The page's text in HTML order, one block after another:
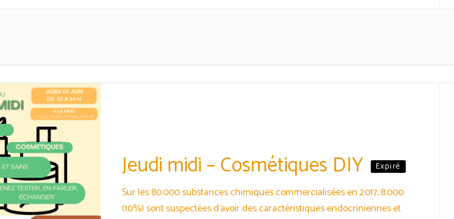
Jeudi midi – Cosmétiques DIY Expiré
Sur les 80.000 substances chimiques commercialisées en 2017, 8.000
(10%) sont suspectées d’avoir des caractéristiques endocriniennes et